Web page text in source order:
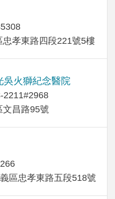
孝東路四段221號5樓
吳火獅紀念醫院
2211#2968
文昌路95號
區忠孝東路五段518號